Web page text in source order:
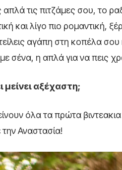
τις πιτζάμες σου, το
λίγο πιο ρομαντική,
αγάπη στη κοπέλα
με σένα, η απλά για να πεις
μείνει αξέχαστη;
όλα τα πρώτα βιντεακια
Αναστασία!